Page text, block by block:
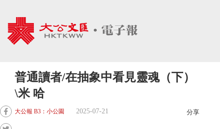
普通讀者/在抽象中看見靈魂（下）
\米 哈
大公報 B3：小公園 2025-07-21 分享